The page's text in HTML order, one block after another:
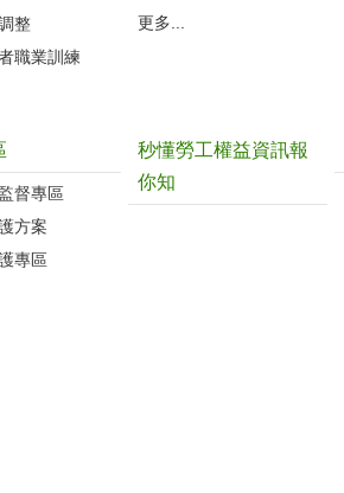
整
職業訓練
更多...
督專區
方案
專區
秒懂勞工權益資訊報
你知